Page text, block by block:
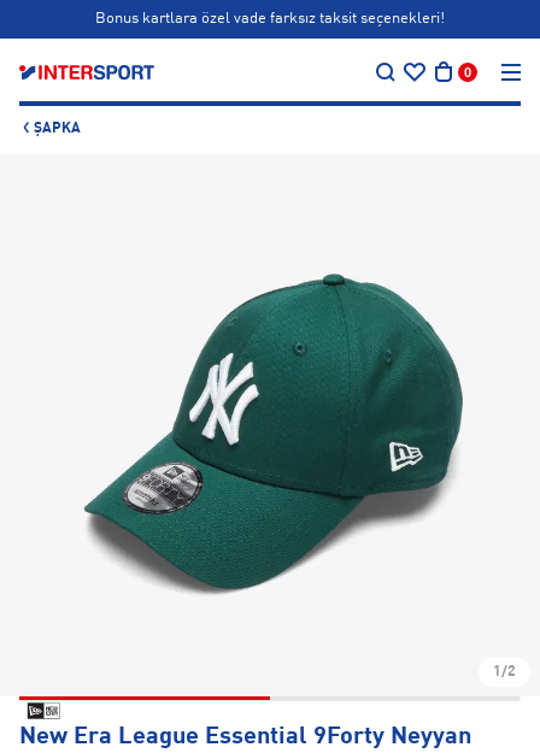
Bonus kartlara özel vade farksız taksit seçenekleri!
0
ŞAPKA
1/2
New Era League Essential 9Forty Neyyan